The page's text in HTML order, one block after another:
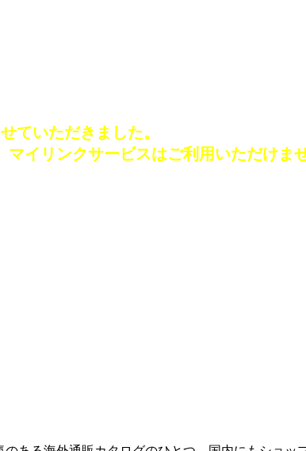
ていただきました。
イリンクサービスはご利用いただけませ